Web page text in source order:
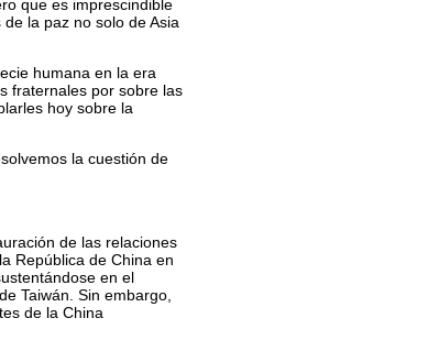
que es imprescindible
la paz no solo de Asia
humana en la era
fraternales por sobre las
hoy sobre la
la cuestión de
de las relaciones
República de China en
en el
Taiwán. Sin embargo,
de la China